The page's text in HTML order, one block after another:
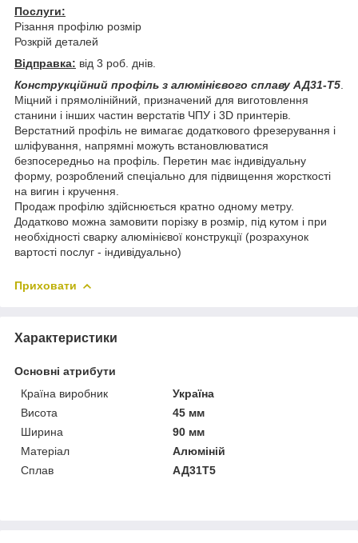
Послуги:
Різання профілю розмір
Розкрій деталей
Відправка: від 3 роб. днів.
Конструкційний профіль з алюмінієвого сплаву АД31-Т5
Міцний і прямолінійний, призначений для виготовлення
станини і інших частин верстатів ЧПУ і 3D принтерів.
Верстатний профіль не вимагає додаткового фрезерування і
шліфування, напрямні можуть встановлюватися
безпосередньо на профіль. Перетин має індивідуальну
форму, розроблений спеціально для підвищення жорсткості
на вигин і кручення.
Продаж профілю здійснюється кратно одному метру.
Додатково можна замовити порізку в розмір, під кутом і при
необхідності сварку алюмінієвої конструкції (розрахунок
вартості послуг - індивідуально)
Приховати
Характеристики
Основні атрибути
Країна виробник
Україна
Висота
45 мм
Ширина
90 мм
Матеріал
Алюміній
Сплав
АД31Т5